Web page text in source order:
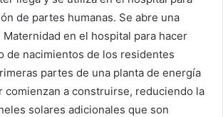
de partes humanas. Se abre una
Maternidad en el hospital para hacer
de nacimientos de los residentes
partes de una planta de energía
comienzan a construirse, reduciendo la
solares adicionales que son